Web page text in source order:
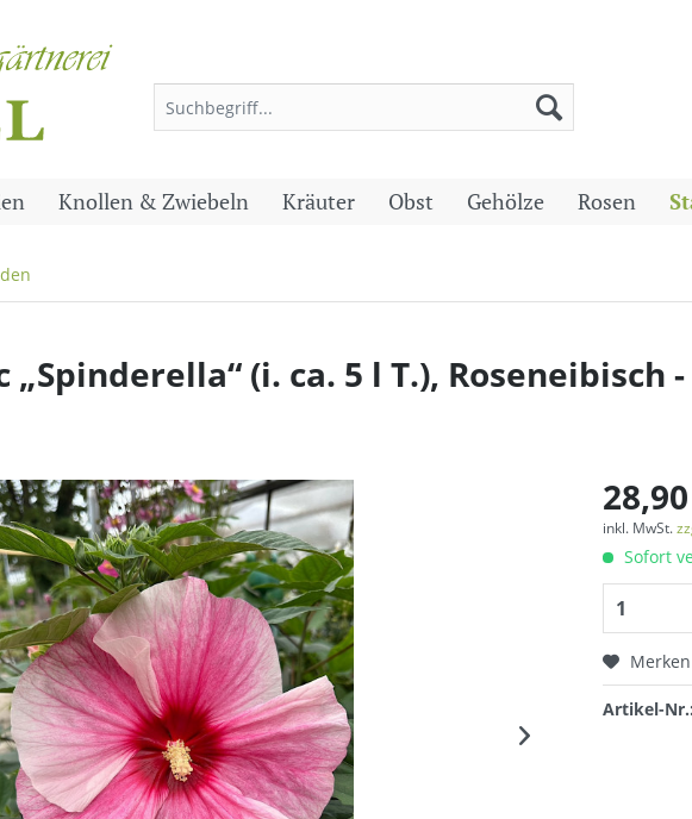
Knollen & Zwiebeln Kräuter Obst Gehölze Rosen
(i. ca. 5 l T.), Roseneibisch -
inkl. MwSt.
Sofort
Merken
Artikel-Nr.: